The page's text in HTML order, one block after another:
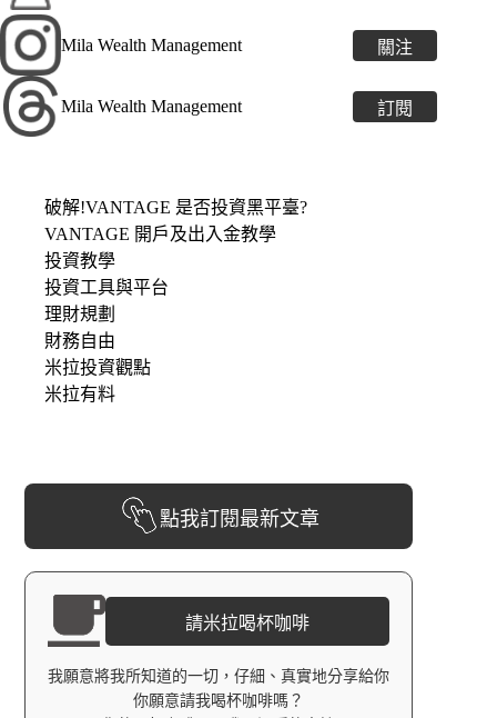
Mila Wealth Management 關注
Mila Wealth Management 訂閱
破解!VANTAGE 是否投資黑平臺?
VANTAGE 開戶及出入金教學
投資教學
投資工具與平台
理財規劃
財務自由
米拉投資觀點
米拉有料
點我訂閱最新文章
請米拉喝杯咖啡
我願意將我所知道的一切，仔細、真實地分享給你
你願意請我喝杯咖啡嗎？